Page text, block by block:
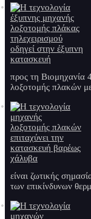
προς τη Βιομηχανία
λοξοτομής πλακών
είναι ζωτικής
των επικίνδυνων